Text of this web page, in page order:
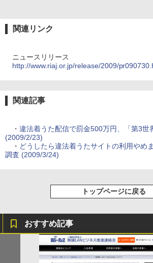
関連リンク
ニュースリリース
http://www.riaj.or.jp/release/2009/
関連記事
・ 違法着うた配信で罰金500万円、「第3世
(2009/2/23)
・ どうしたら違法着うたサイトの利用やめ
調査 (2009/3/24)
トップページに戻る
おすすめ記事